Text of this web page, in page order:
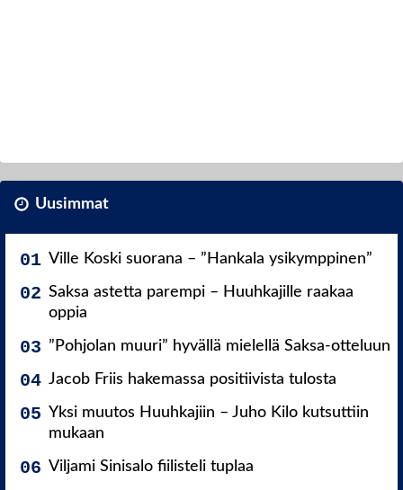
Uusimmat
Ville Koski suorana – ”Hankala ysikymppinen”
Saksa astetta parempi – Huuhkajille raakaa
oppia
”Pohjolan muuri” hyvällä mielellä Saksa-otteluun
Jacob Friis hakemassa positiivista tulosta
Yksi muutos Huuhkajiin – Juho Kilo kutsuttiin
mukaan
Viljami Sinisalo fiilisteli tuplaa